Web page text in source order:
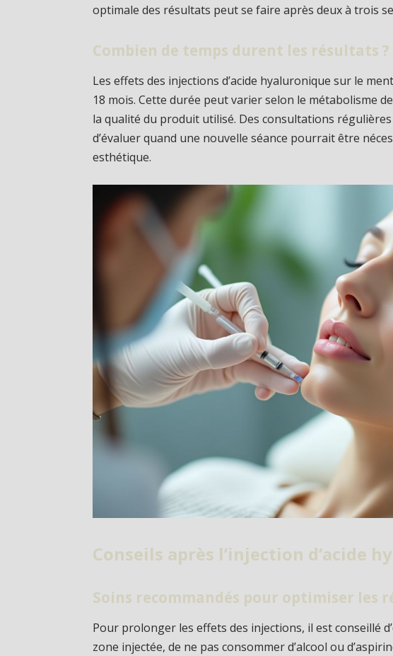
optimale des résultats peut se faire après deux à trois
Combien de temps durent les résultats ?
Les effets des injections d’acide hyaluronique sur le
18 mois. Cette durée peut varier selon le métabolisme
la qualité du produit utilisé. Des consultations
d’évaluer quand une nouvelle séance pourrait être
esthétique.
Conseils après l’injection d’acide
Soins recommandés pour optimiser les
Pour prolonger les effets des injections, il est conseillé
zone injectée, de ne pas consommer d’alcool ou